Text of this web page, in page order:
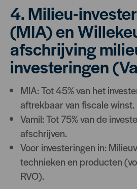
4. Milieu-
(MIA) en
afschrijving
investeringen
MIA: Tot 45% van het
aftrekbaar van fiscale winst.
Vamil: Tot 75% van de
afschrijven.
Voor investeringen in:
technieken en producten
RVO).